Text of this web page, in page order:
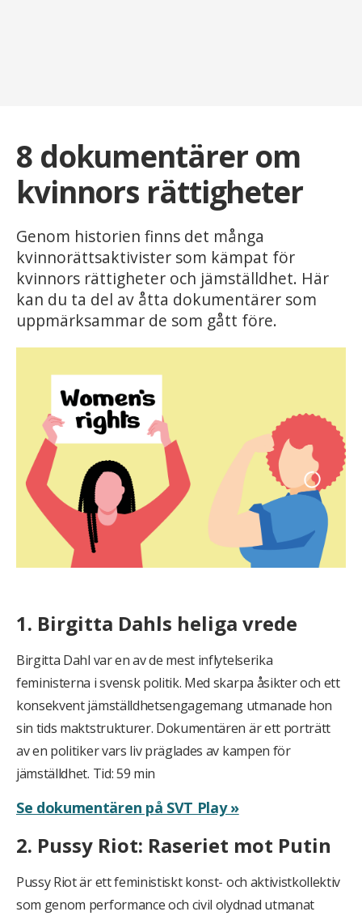
8 dokumentärer om
kvinnors rättigheter
Genom historien finns det många
kvinnorättsaktivister som kämpat för
kvinnors rättigheter och jämställdhet. Här
kan du ta del av åtta dokumentärer som
uppmärksammar de som gått före.
1. Birgitta Dahls heliga vrede
Birgitta Dahl var en av de mest inflytelserika
feministerna i svensk politik. Med skarpa åsikter och ett
konsekvent jämställdhetsengagemang utmanade hon
sin tids maktstrukturer. Dokumentären är ett porträtt
av en politiker vars liv präglades av kampen för
jämställdhet. Tid: 59 min
Se dokumentären på SVT Play »
2. Pussy Riot: Raseriet mot Putin
Pussy Riot är ett feministiskt konst- och aktivistkollektiv
som genom performance och civil olydnad utmanat